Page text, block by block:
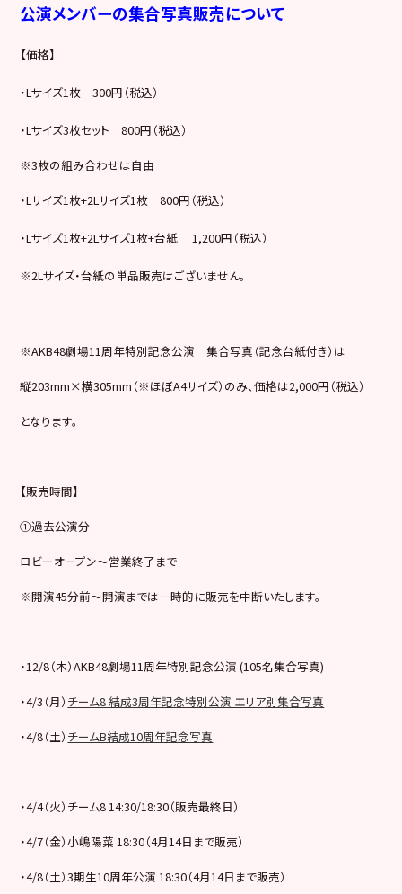
公演メンバーの集合写真販売について
【価格】
・Lサイズ1枚 300円（税込）
・Lサイズ3枚セット 800円（税込）
※3枚の組み合わせは自由
・Lサイズ1枚+2Lサイズ1枚 800円（税込）
・Lサイズ1枚+2Lサイズ1枚+台紙 1,200円（税込）
※2Lサイズ・台紙の単品販売はございません。
※AKB48劇場11周年特別記念公演 集合写真（記念台紙付き）は
縦203mm×横305mm（※ほぼA4サイズ）のみ、価格は2,000円（税込）
となります。
【販売時間】
①過去公演分
ロビーオープン～営業終了まで
※開演45分前～開演までは一時的に販売を中断いたします。
・12/8（木）AKB48劇場11周年特別記念公演 (105名集合写真)
・4/3（月） チーム8 結成3周年記念特別公演 エリア別集合写真
・4/8（土） チームB結成10周年記念写真
・4/4（火）チーム8 14:30/18:30（販売最終日）
・4/7（金）小嶋陽菜 18:30（4月14日まで販売）
・4/8（土）3期生10周年公演 18:30（4月14日まで販売）